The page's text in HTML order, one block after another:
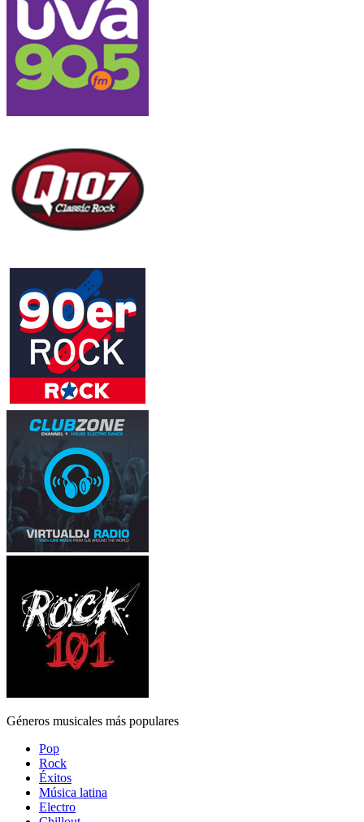
Géneros musicales más populares
Pop
Rock
Éxitos
Música latina
Electro